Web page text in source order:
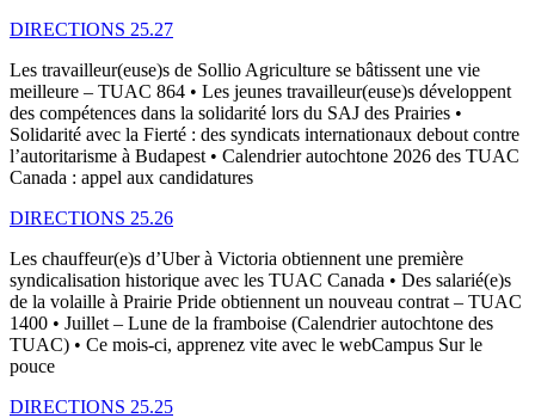
DIRECTIONS 25.27
Les travailleur(euse)s de Sollio Agriculture se bâtissent une vie
meilleure – TUAC 864 • Les jeunes travailleur(euse)s développent
des compétences dans la solidarité lors du SAJ des Prairies •
Solidarité avec la Fierté : des syndicats internationaux debout contre
l’autoritarisme à Budapest • Calendrier autochtone 2026 des TUAC
Canada : appel aux candidatures
DIRECTIONS 25.26
Les chauffeur(e)s d’Uber à Victoria obtiennent une première
syndicalisation historique avec les TUAC Canada • Des salarié(e)s
de la volaille à Prairie Pride obtiennent un nouveau contrat – TUAC
1400 • Juillet – Lune de la framboise (Calendrier autochtone des
TUAC) • Ce mois-ci, apprenez vite avec le webCampus Sur le
pouce
DIRECTIONS 25.25